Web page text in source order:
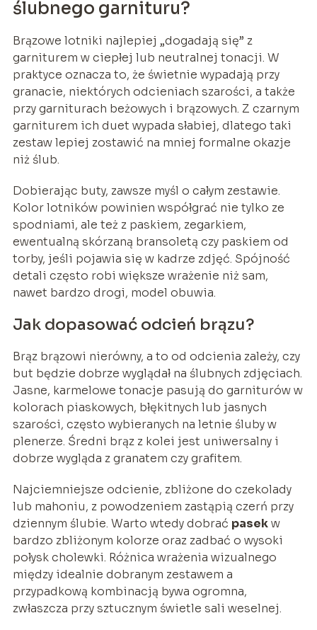
ślubnego garnituru?
Brązowe lotniki najlepiej „dogadają się” z
garniturem w ciepłej lub neutralnej tonacji. W
praktyce oznacza to, że świetnie wypadają przy
granacie, niektórych odcieniach szarości, a także
przy garniturach beżowych i brązowych. Z czarnym
garniturem ich duet wypada słabiej, dlatego taki
zestaw lepiej zostawić na mniej formalne okazje
niż ślub.
Dobierając buty, zawsze myśl o całym zestawie.
Kolor lotników powinien współgrać nie tylko ze
spodniami, ale też z paskiem, zegarkiem,
ewentualną skórzaną bransoletą czy paskiem od
torby, jeśli pojawia się w kadrze zdjęć. Spójność
detali często robi większe wrażenie niż sam,
nawet bardzo drogi, model obuwia.
Jak dopasować odcień brązu?
Brąz brązowi nierówny, a to od odcienia zależy, czy
but będzie dobrze wyglądał na ślubnych zdjęciach.
Jasne, karmelowe tonacje pasują do garniturów w
kolorach piaskowych, błękitnych lub jasnych
szarości, często wybieranych na letnie śluby w
plenerze. Średni brąz z kolei jest uniwersalny i
dobrze wygląda z granatem czy grafitem.
Najciemniejsze odcienie, zbliżone do czekolady
lub mahoniu, z powodzeniem zastąpią czerń przy
dziennym ślubie. Warto wtedy dobrać pasekw
bardzo zbliżonym kolorze oraz zadbać o wysoki
połysk cholewki. Różnica wrażenia wizualnego
między idealnie dobranym zestawem a
przypadkową kombinacją bywa ogromna,
zwłaszcza przy sztucznym świetle sali weselnej.